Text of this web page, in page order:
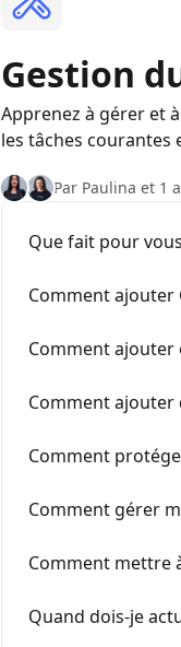
Gestion
Apprenez à gérer et
les tâches courantes
Par Paulina et 1
Que fait pour
Comment ajouter
Comment ajouter
Comment
Comment
Comment gérer
Comment mettre
Quand dois-je